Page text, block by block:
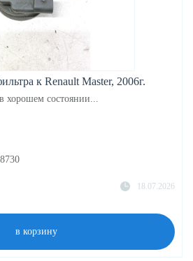
к Renault Master, 2006г.
хорошем состоянии...
18.07.2026
в корзину